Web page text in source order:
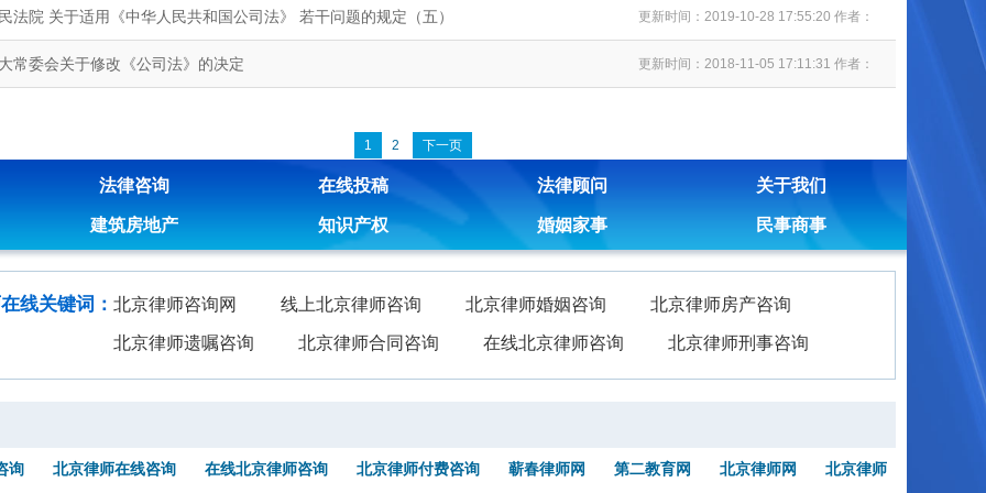
法院 关于适用《中华人民共和国公司法》 若干问题的规定（五） 更新时间：2019-10-28 17:55:20 作者：
常委会关于修改《公司法》的决定 更新时间：2018-11-05 17:11:31 作者：
1 2 下一页
法律咨询 在线投稿 法律顾问 关于我们
建筑房地产 知识产权 婚姻家事 民事商事
线关键词： 北京律师咨询网 线上北京律师咨询 北京律师婚姻咨询 北京律师房产咨询
北京律师遗嘱咨询 北京律师合同咨询 在线北京律师咨询 北京律师刑事咨询
询 北京律师在线咨询 在线北京律师咨询 北京律师付费咨询 蕲春律师网 第二教育网 北京律师网 北京律师